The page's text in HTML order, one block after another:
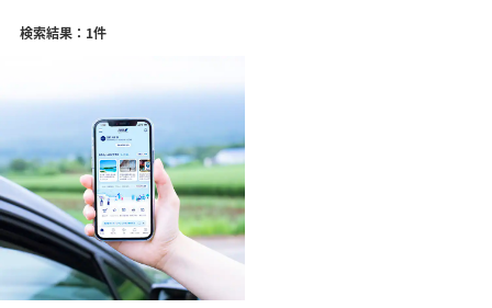
検索結果：1件